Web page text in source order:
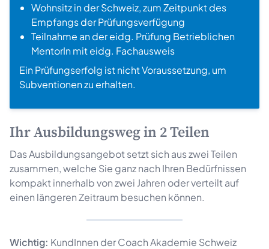
Wohnsitz in der Schweiz, zum Zeitpunkt des
Empfangs der Prüfungsverfügung
Teilnahme an der eidg. Prüfung Betrieblichen
MentorIn mit eidg. Fachausweis
Ein Prüfungserfolg ist nicht Voraussetzung, um
Subventionen zu erhalten.
Ihr Ausbildungsweg in 2 Teilen
Das Ausbildungsangebot setzt sich aus zwei Teilen
zusammen, welche Sie ganz nach Ihren Bedürfnissen
kompakt innerhalb von zwei Jahren oder verteilt auf
einen längeren Zeitraum besuchen können.
Wichtig: KundInnen der Coach Akademie Schweiz